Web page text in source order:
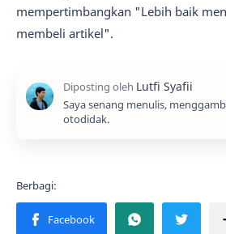
mempertimbangkan "Lebih baik
membeli artikel".
Saya senang menulis,
otodidak.